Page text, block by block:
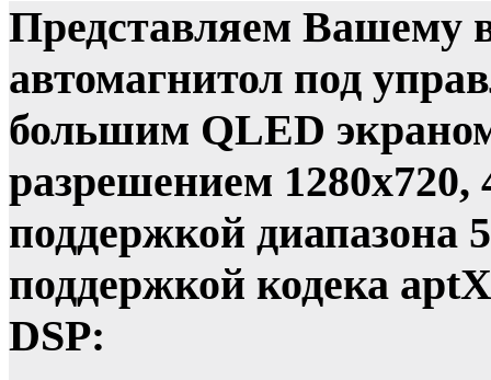
Представляем Вашему
автомагнитол под
большим QLED
разрешением
поддержкой диапазона
поддержкой кодека
DSP: